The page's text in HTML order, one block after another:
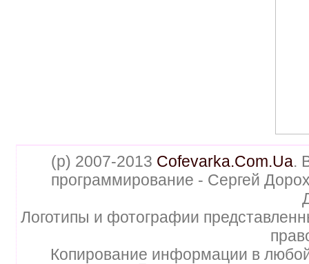
(p) 2007-2013 Cofevarka.Com.Ua.
программирование - Сергей
Логотипы и фотографии
Копирование информации в